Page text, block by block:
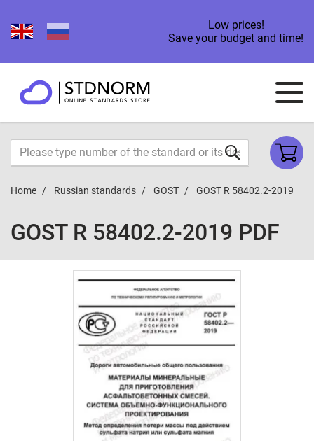
Low prices!
Save your budget and time!
Home Russian standards GOST GOST R 58402.2-2019
GOST R 58402.2-2019 PDF